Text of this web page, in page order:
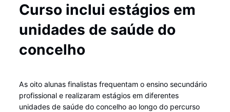
Curso inclui estágios em
unidades de saúde do
concelho
As oito alunas finalistas frequentam o ensino secundário
profissional e realizaram estágios em diferentes
unidades de saúde do concelho ao longo do percurso